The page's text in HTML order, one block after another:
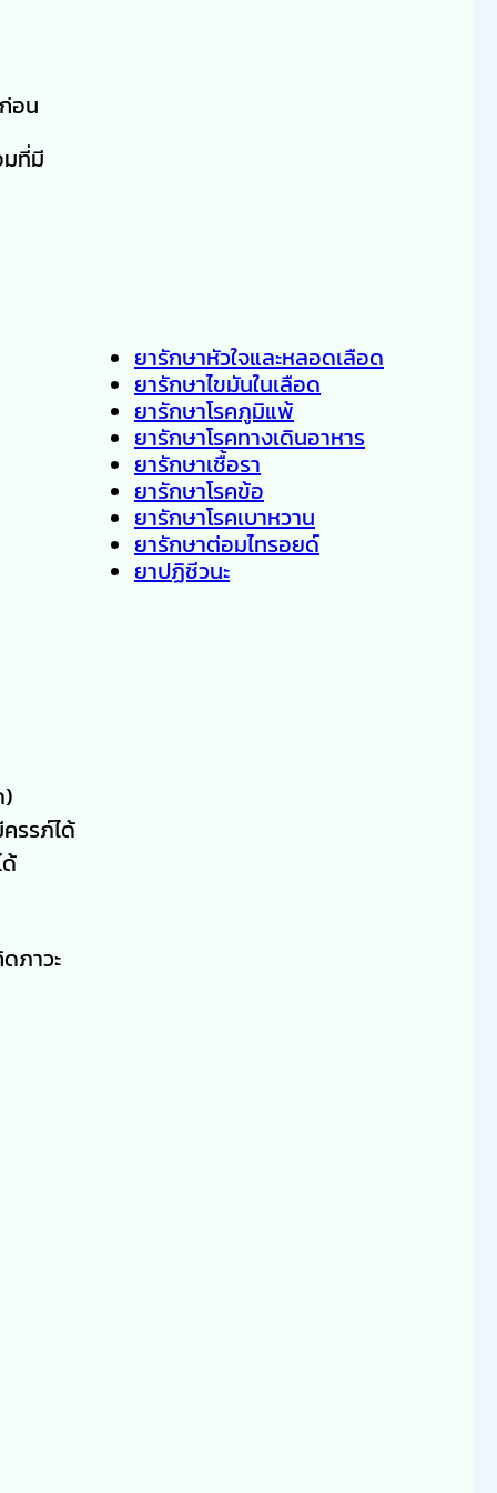
อน
มที่มี
รรภ์ได้
ภาวะ
ยารักษาหัวใจและหลอดเลือด
ยารักษาไขมันในเลือด
ยารักษาโรคภูมิแพ้
ยารักษาโรคทางเดินอาหาร
ยารักษาเชื้อรา
ยารักษาโรคข้อ
ยารักษาโรคเบาหวาน
ยารักษาต่อมไทรอยด์
ยาปฏิชีวนะ